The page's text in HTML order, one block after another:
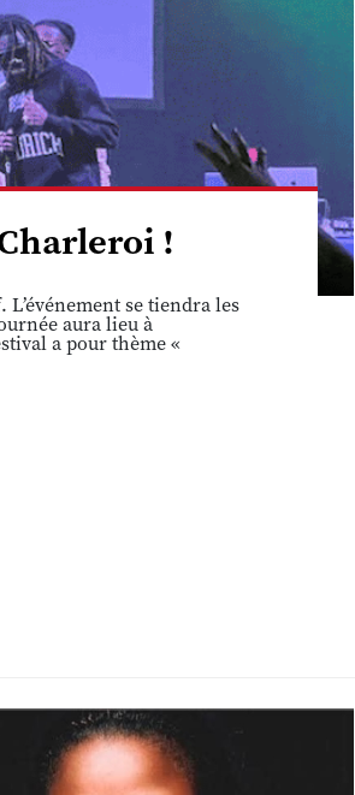
!
se tiendra les
aura lieu à
a pour thème «